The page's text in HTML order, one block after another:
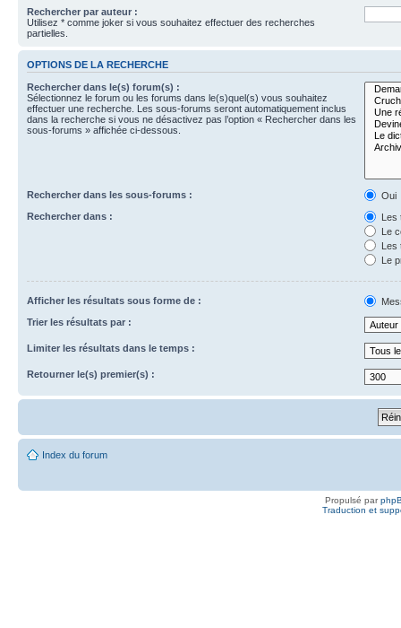
Rechercher par auteur :
Utilisez * comme joker si vous souhaitez effectuer des recherches
partielles.
OPTIONS DE LA RECHERCHE
Rechercher dans le(s) forum(s) :
Sélectionnez le forum ou les forums dans le(s)quel(s) vous souhaitez
effectuer une recherche. Les sous-forums seront automatiquement inclus
dans la recherche si vous ne désactivez pas l’option « Rechercher dans les
sous-forums » affichée ci-dessous.
Rechercher dans les sous-forums :
Oui
Rechercher dans :
Les
Le
Les
Le
Afficher les résultats sous forme de :
Trier les résultats par :
Limiter les résultats dans le temps :
Retourner le(s) premier(s) :
Index du forum
Propulsé par
Traduction et